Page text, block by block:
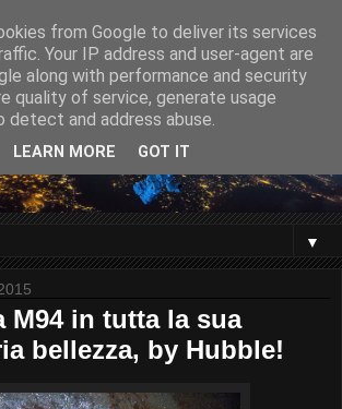
▼
M94 in tutta la sua
bellezza, by Hubble!
from Google to deliver its services
Your IP address and user-agent are
along with performance and security
quality of service, generate usage
and address abuse.
LEARN MORE GOT IT